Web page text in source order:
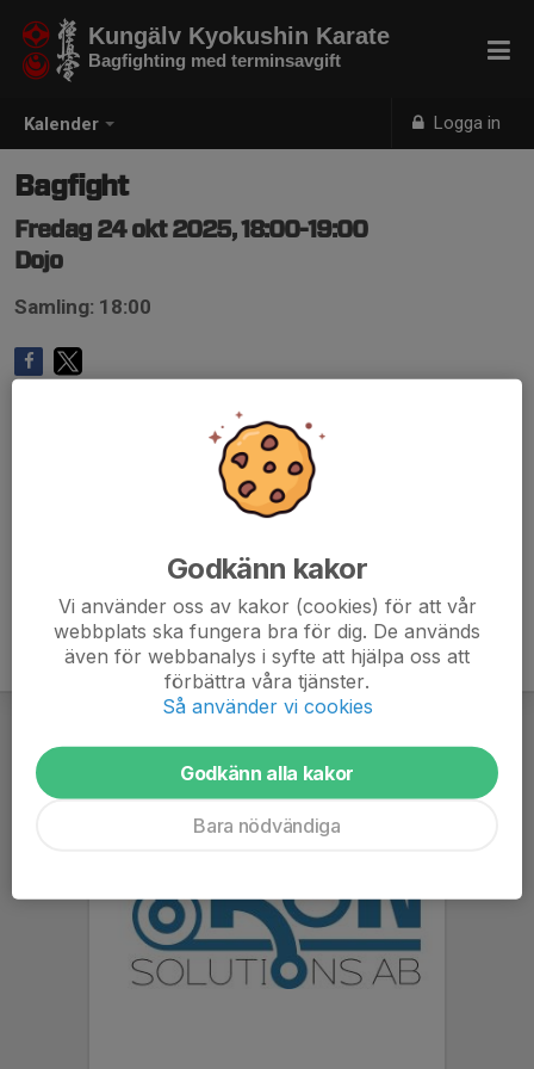
Kalender Logga in
Kungälv Kyokushin Karate
Bagfighting med terminsavgift
Bagfight
Fredag 24 okt 2025, 18:00-19:00
Dojo
Samling: 18:00
Godkänn kakor
Vi använder oss av kakor (cookies) för att vår
webbplats ska fungera bra för dig. De används
även för webbanalys i syfte att hjälpa oss att
förbättra våra tjänster.
Så använder vi cookies
Godkänn alla kakor
Bara nödvändiga